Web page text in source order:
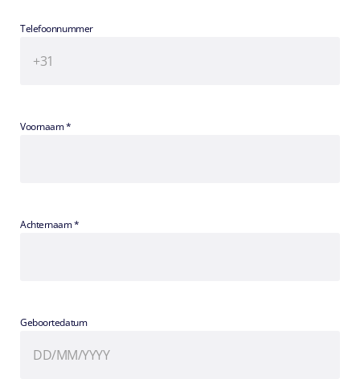
Telefoonnummer
Voornaam *
Achternaam *
Geboortedatum